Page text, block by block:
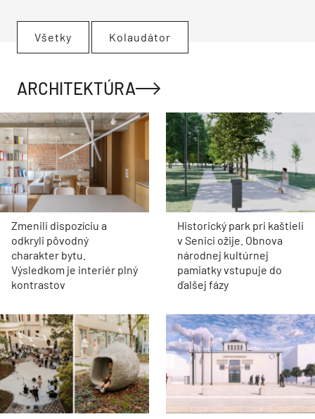
Všetky Kolaudátor
ARCHITEKTÚRA
Zmenili dispozíciu a
odkryli pôvodný
charakter bytu.
Výsledkom je interiér plný
kontrastov
Historický park pri kaštieli
v Senici ožije. Obnova
národnej kultúrnej
pamiatky vstupuje do
ďalšej fázy